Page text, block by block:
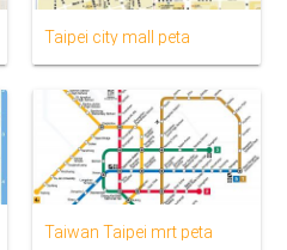
Taipei city mall peta
Taiwan Taipei mrt peta